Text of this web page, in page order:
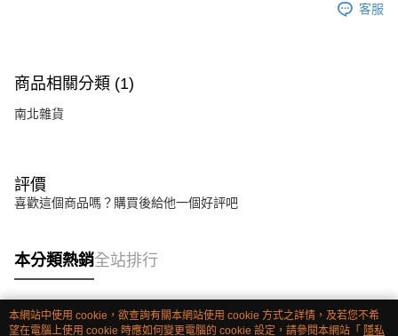
客服
商品相關分類 (1)
南北雜貨
評價
喜歡這個商品嗎？購買後給他一個好評吧
本分類熱銷全站排行
熱門標籤
本網站中使用 cookie，欲查詢有關本網站使用 cookie 方式之詳情，及若您不希
望在電腦上使用 cookie 時應如何變更電腦的 cookie 設定，請參閱本網站「 隱私